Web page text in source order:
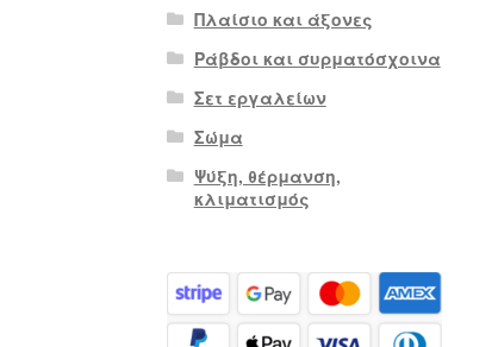
Πλαίσιο και άξονες
Ράβδοι και συρματόσχοινα
Σετ εργαλείων
Σώμα
Ψύξη, θέρμανση,
κλιματισμός